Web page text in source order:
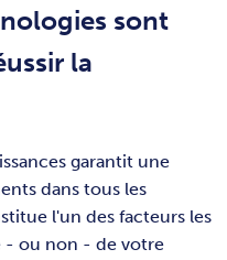
sont
la
garantit une
dans tous les
l'un des facteurs les
- ou non - de votre